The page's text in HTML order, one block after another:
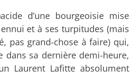
d’une bourgeoisie mise
et à ses turpitudes (mais
pas grand-chose à faire) qui,
dans sa dernière demi-heure,
Laurent Lafitte absolument